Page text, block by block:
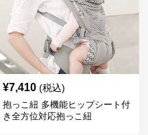
¥7,410 (税込)
抱っこ紐 多機能ヒップシート付
き全方位対応抱っこ紐